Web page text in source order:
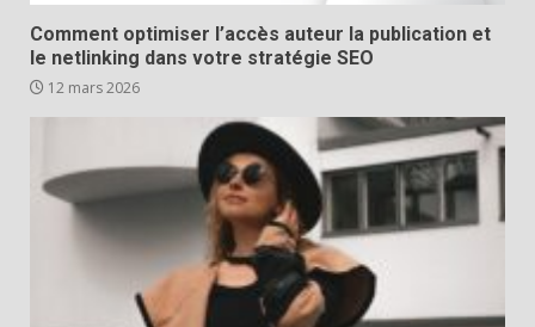
Comment optimiser l’accès auteur la publication et
le netlinking dans votre stratégie SEO
12 mars 2026